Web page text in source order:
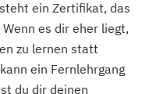
und -
ein Zertifikat, das
es dir eher liegt,
zu lernen statt
ein Fernlehrgang
du dir deinen